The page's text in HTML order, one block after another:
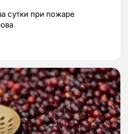
сутки при пожаре